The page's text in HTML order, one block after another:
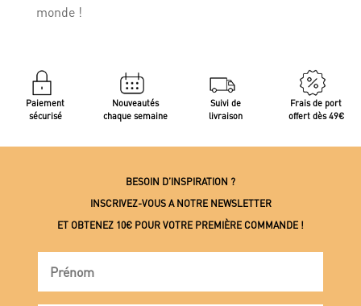
monde !
Paiement
sécurisé
Nouveautés
chaque semaine
Suivi de
livraison
Frais de port
offert dès 49€
BESOIN D’INSPIRATION ?
INSCRIVEZ-VOUS A NOTRE NEWSLETTER
ET OBTENEZ 10€ POUR VOTRE PREMIÈRE COMMANDE !